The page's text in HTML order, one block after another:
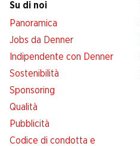
Su di noi
Panoramica
Jobs da Denner
Indipendente con Denner
Sostenibilità
Sponsoring
Qualità
Pubblicità
Codice di condotta e